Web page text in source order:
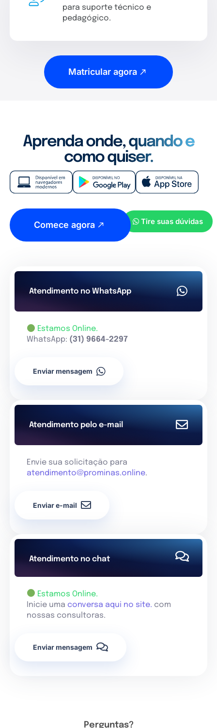
para suporte técnico e
pedagógico.
Matricular agora
Aprenda onde, quando e
como quiser.
Comece agora Tire suas dúvidas
Atendimento no WhatsApp
Estamos Online.
WhatsApp: (31) 9664-2297
Enviar mensagem
Atendimento pelo e-mail
Envie sua solicitação para
atendimento@prominas.online.
Enviar e-mail
Atendimento no chat
Estamos Online.
Inicie uma conversa aqui no site. com
nossas consultoras.
Enviar mensagem
Perguntas?